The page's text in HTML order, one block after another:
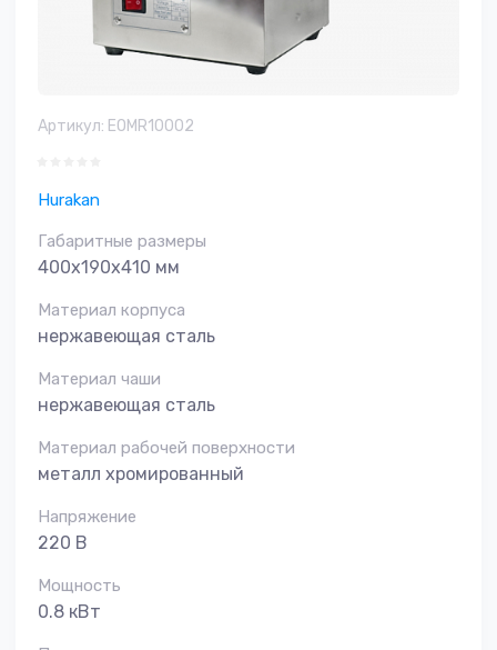
Артикул: EOMR10002
Hurakan
Габаритные размеры
400x190x410 мм
Материал корпуса
нержавеющая сталь
Материал чаши
нержавеющая сталь
Материал рабочей поверхности
металл хромированный
Напряжение
220 В
Мощность
0.8 кВт